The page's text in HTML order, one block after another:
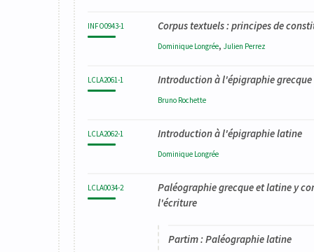
INFO0943-1 Corpus textuels : principes de
Dominique Longrée, Julien Perrez
LCLA2061-1 Introduction à l'épigraphie grecque
Bruno Rochette
LCLA2062-1 Introduction à l'épigraphie latine
Dominique Longrée
LCLA0034-2
Paléographie grecque et latine y
l'écriture
Partim : Paléographie latine